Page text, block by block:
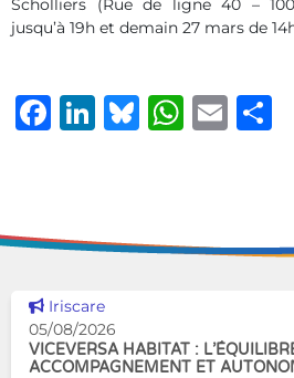
Scholliers (Rue de ligne 40 –
jusqu’à 19h et demain 27 mars de
Facebook
LinkedIn
Bluesky
Voir cette news
Iriscare
05/08/2026
VICEVERSA HABITAT :
ACCOMPAGNEMENT ET